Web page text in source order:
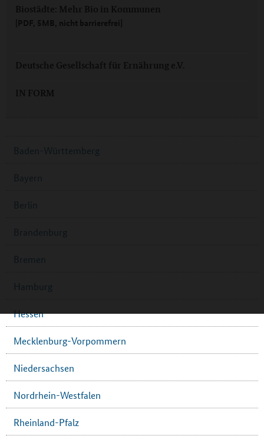
Biostädte: Mehr Bio in Kommunen
[PDF, 5MB, nicht barrierefrei]
Deutsche Gesellschaft für Ernährung e.V.
IN FORM
Baden-Württemberg
Bayern
Berlin
Brandenburg
Bremen
Hamburg
Hessen
Mecklenburg-Vorpommern
Niedersachsen
Nordrhein-Westfalen
Rheinland-Pfalz